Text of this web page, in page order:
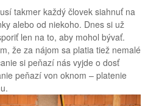
takmer každý človek siahnuť na
alebo od niekoho. Dnes si už
len na to, aby mohol bývať.
že za nájom sa platia tiež nemalé
si peňazí nás vyjde o dosť
peňazí von oknom – platenie